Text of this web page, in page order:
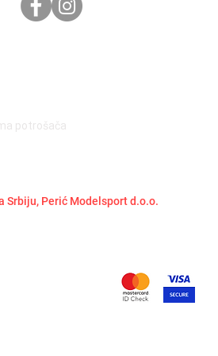
potrošača
Srbiju, Perić Modelsport d.o.o.